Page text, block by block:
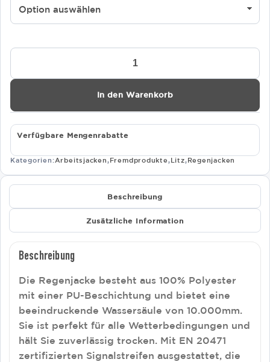
Litz
Signal
217
Menge
In den Warenkorb
Verfügbare Mengenrabatte
Kategorien:Arbeitsjacken,Fremdprodukte,Litz,Regenjacken
Beschreibung
Zusätzliche Information
Beschreibung
Die Regenjacke besteht aus 100% Polyester
mit einer PU-Beschichtung und bietet eine
beeindruckende Wassersäule von 10.000mm.
Sie ist perfekt für alle Wetterbedingungen und
hält Sie zuverlässig trocken. Mit EN 20471
zertifizierten Signalstreifen ausgestattet, die